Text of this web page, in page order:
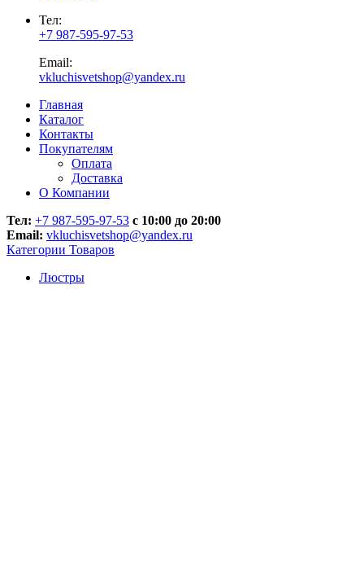
Тел:
+7 987-595-97-53
Email:
vkluchisvetshop@yandex.ru
Главная
Каталог
Контакты
Покупателям
Оплата
Доставка
О Компании
Тел: +7 987-595-97-53 с 10:00 до 20:00
Email: vkluchisvetshop@yandex.ru
Категории Товаров
Люстры